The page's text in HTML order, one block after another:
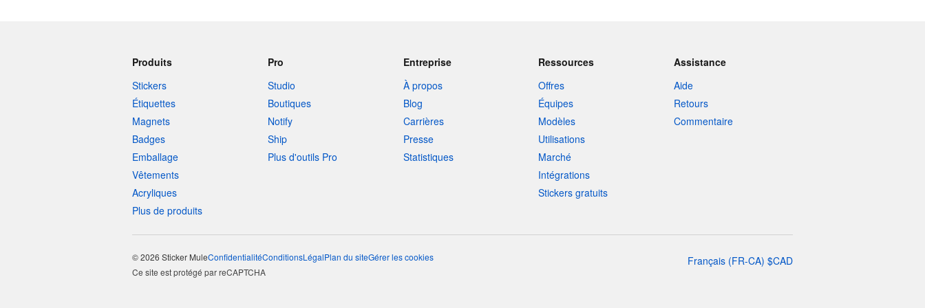
Produits
Stickers
Étiquettes
Magnets
Badges
Emballage
Vêtements
Acryliques
Plus de produits
Pro
Studio
Boutiques
Notify
Ship
Plus d'outils Pro
Entreprise
À propos
Blog
Carrières
Presse
Statistiques
Ressources
Offres
Équipes
Modèles
Utilisations
Marché
Intégrations
Stickers gratuits
Assistance
Aide
Retours
Commentaire
© 2026 Sticker MuleConfidentialitéConditionsLégalPlan du siteGérer les cookies Français (FR-CA) $CAD
Ce site est protégé par reCAPTCHA